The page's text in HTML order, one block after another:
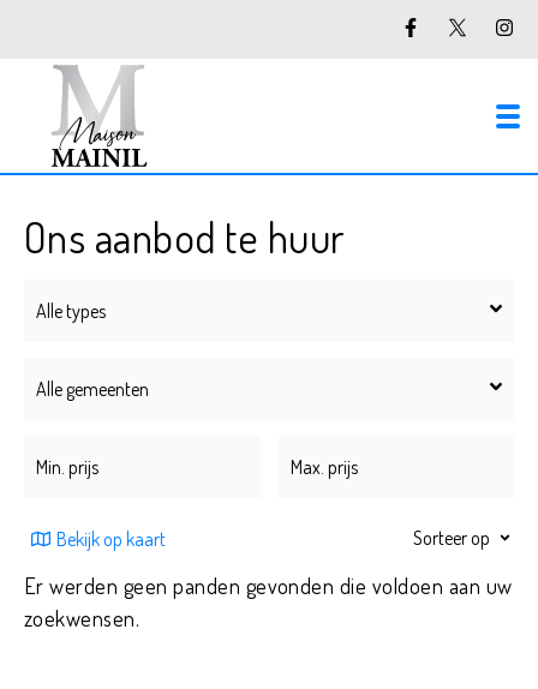
Ons aanbod te huur
Alle types
Alle gemeenten
Bekijk op kaart Sorteer op
Er werden geen panden gevonden die voldoen aan uw
zoekwensen.